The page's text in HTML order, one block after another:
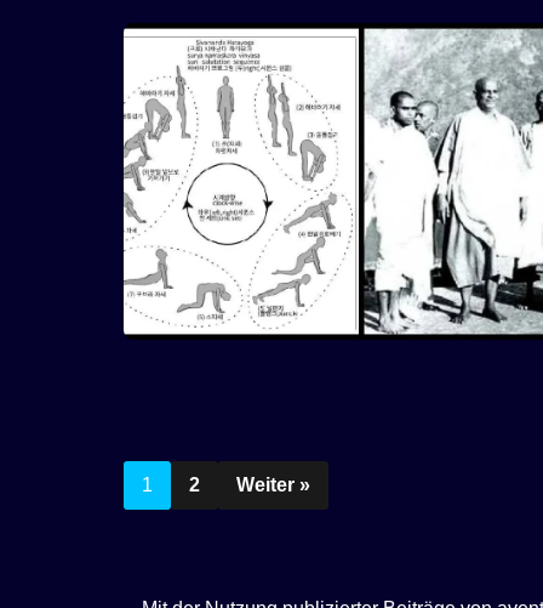
1 2 Weiter »